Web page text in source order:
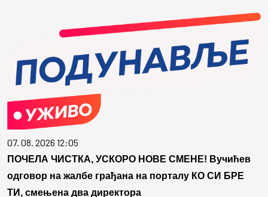
07. 08. 2026 12:05
ПОЧЕЛА ЧИСТКА, УСКОРО НОВЕ СМЕНЕ! Вучићев
одговор на жалбе грађана на порталу КО СИ БРЕ
ТИ, смењена два директора